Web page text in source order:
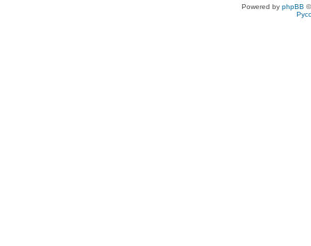
Powered by phpBB